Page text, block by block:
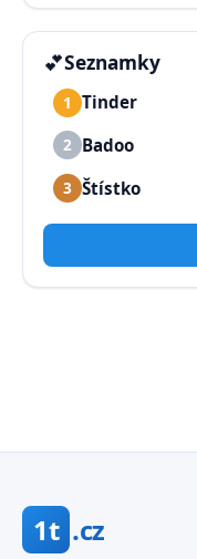
💕Seznamky
1 Tinder
2 Badoo
3 Štístko
1t .cz